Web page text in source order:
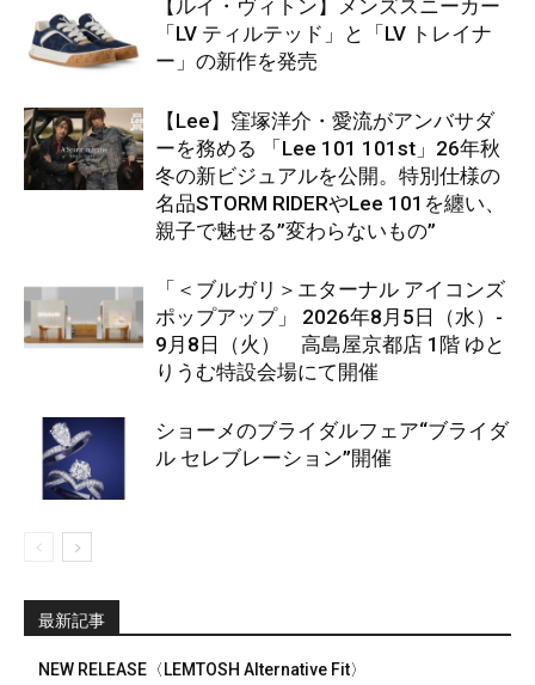
【ルイ・ヴィトン】メンズスニーカー
「LV ティルテッド」と「LV トレイナ
ー」の新作を発売
【Lee】窪塚洋介・愛流がアンバサダ
ーを務める 「Lee 101 101st」26年秋
冬の新ビジュアルを公開。特別仕様の
名品STORM RIDERやLee 101を纏い、
親子で魅せる”変わらないもの”
「＜ブルガリ＞エターナル アイコンズ
ポップアップ」 2026年8月5日（水）-
9月8日（火） 高島屋京都店 1階 ゆと
りうむ特設会場にて開催
ショーメのブライダルフェア“ブライダ
ル セレブレーション”開催
最新記事
NEW RELEASE〈LEMTOSH Alternative Fit〉